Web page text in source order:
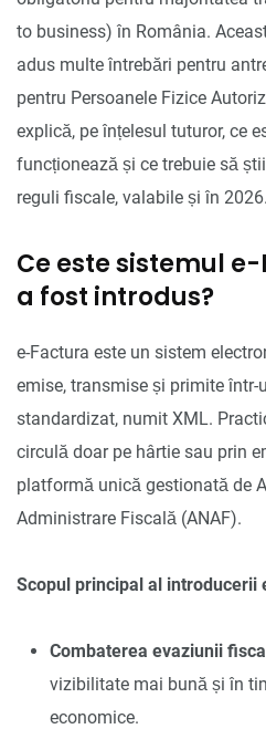
to business) în România.
adus multe întrebări pentru
pentru Persoanele Fizice
explică, pe înțelesul tuturor, ce
funcționează și ce trebuie să
reguli fiscale, valabile și în 2026.
Ce este sistemul
a fost introdus?
e-Factura este un sistem
emise, transmise și primite
standardizat, numit XML.
circulă doar pe hârtie sau prin
platformă unică gestionată de
Administrare Fiscală (ANAF).
Scopul principal al introducerii
Combaterea evaziunii
vizibilitate mai bună și în
economice.